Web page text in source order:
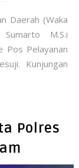
Daerah (Waka
M.S.i
Pos Pelayanan
Kunjungan
Polres